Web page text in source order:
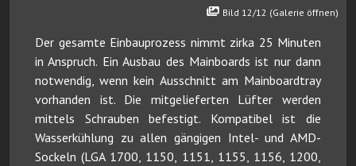
Bild 12/12 (Galerie öffnen)
Der gesamte Einbauprozess nimmt zirka 25 Minuten
in Anspruch. Ein Ausbau des Mainboards ist nur dann
notwendig, wenn kein Ausschnitt am Mainboardtray
vorhanden ist. Die mitgelieferten Lüfter werden
mittels Schrauben befestigt. Kompatibel ist die
Wasserkühlung zu allen gängigen Intel- und AMD-
Sockeln (LGA 1700, 1150, 1151, 1155, 1156, 1200,